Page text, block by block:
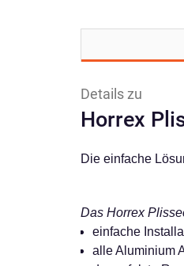
Details zu
Horrex
Die einfache
Das Horrex
einfache
alle Aluminium